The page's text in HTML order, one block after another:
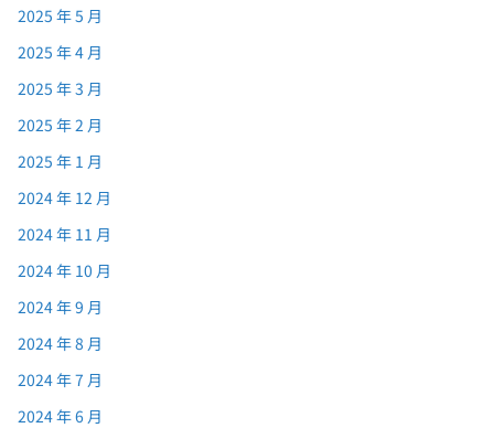
2025 年 5 月
2025 年 4 月
2025 年 3 月
2025 年 2 月
2025 年 1 月
2024 年 12 月
2024 年 11 月
2024 年 10 月
2024 年 9 月
2024 年 8 月
2024 年 7 月
2024 年 6 月